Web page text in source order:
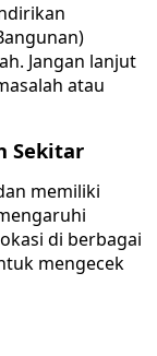
Jangan lanjut
atau
Sekitar
memiliki
di berbagai
mengecek